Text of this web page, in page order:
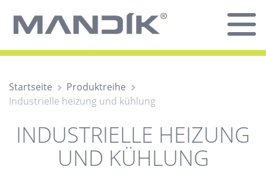
Startseite
Produktreihe
Industrielle heizung und kühlung
INDUSTRIELLE HEIZUNG
UND KÜHLUNG